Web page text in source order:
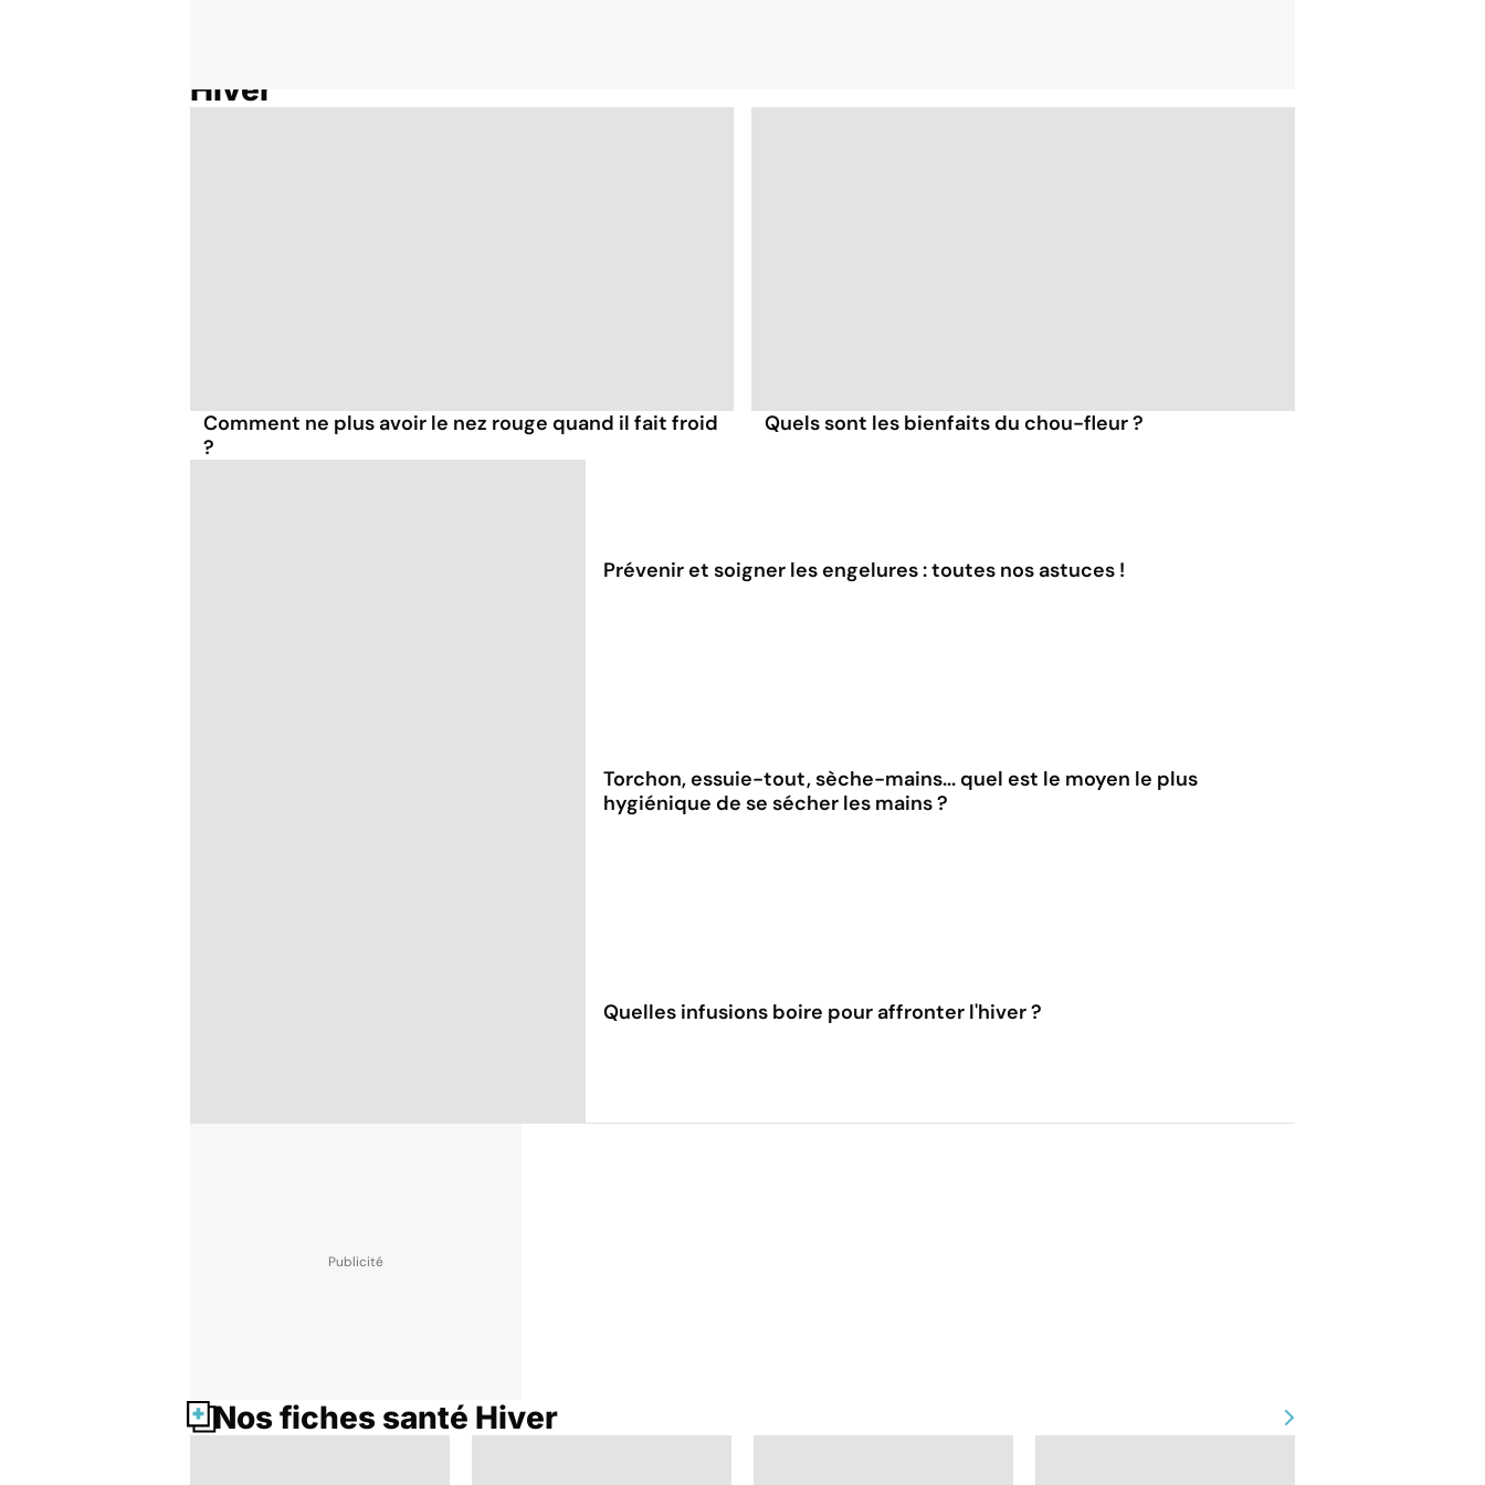
Hiver
Comment ne plus avoir le nez rouge quand il fait froid
?
Quels sont les bienfaits du chou-fleur ?
Prévenir et soigner les engelures : toutes nos astuces !
Torchon, essuie-tout, sèche-mains... quel est le moyen le plus
hygiénique de se sécher les mains ?
Quelles infusions boire pour affronter l'hiver ?
Nos fiches santé Hiver